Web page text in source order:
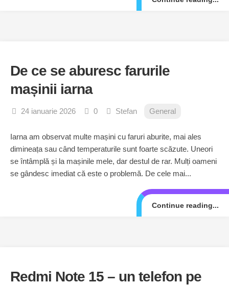
De ce se aburesc farurile
mașinii iarna
24 ianuarie 2026 0 Stefan General
Iarna am observat multe mașini cu faruri aburite, mai ales
dimineața sau când temperaturile sunt foarte scăzute. Uneori
se întâmplă și la mașinile mele, dar destul de rar. Mulți oameni
se gândesc imediat că este o problemă. De cele mai...
Continue reading...
Redmi Note 15 – un telefon pe